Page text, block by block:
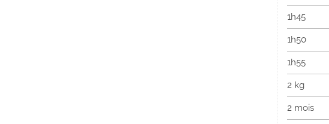
1h45
1h50
1h55
2 kg
2 mois